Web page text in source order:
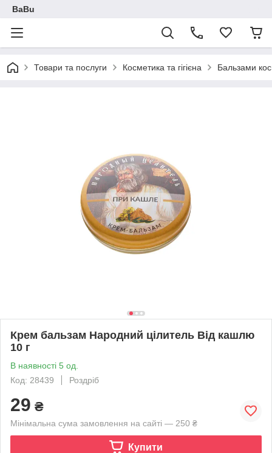
BaBu
Товари та послуги Косметика та гігієна Бальзами
Крем бальзам Народний цілитель Від кашлю
10 г
В наявності 5 од.
Код: 28439
Роздріб
29 ₴
Мінімальна сума замовлення на сайті — 250 ₴
Купити